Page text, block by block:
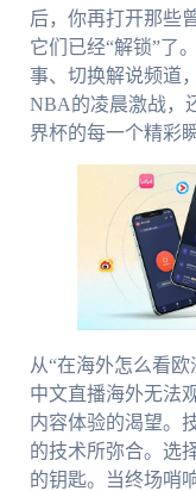
后，你再打开那些
它们已经“解锁”了
事、切换解说频道
NBA的凌晨激战，
界杯的每一个精彩
从“在海外怎么看
中文直播海外无法
内容体验的渴望。
的技术所弥合。选
的钥匙。当终场哨